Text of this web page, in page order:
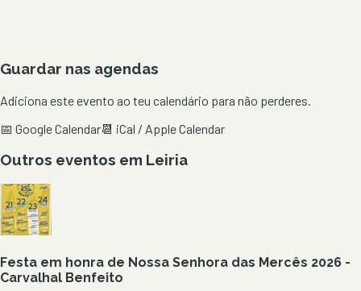
Guardar nas agendas
Adiciona este evento ao teu calendário para não perderes.
📅 Google Calendar📆 iCal / Apple Calendar
Outros eventos em Leiria
Festa em honra de Nossa Senhora das Mercês 2026 -
Carvalhal Benfeito